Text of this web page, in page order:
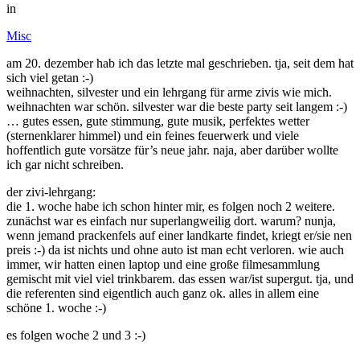
in
Misc
am 20. dezember hab ich das letzte mal geschrieben. tja, seit dem hat
sich viel getan :-)
weihnachten, silvester und ein lehrgang für arme zivis wie mich.
weihnachten war schön. silvester war die beste party seit langem :-)
… gutes essen, gute stimmung, gute musik, perfektes wetter
(sternenklarer himmel) und ein feines feuerwerk und viele
hoffentlich gute vorsätze für’s neue jahr. naja, aber darüber wollte
ich gar nicht schreiben.
der zivi-lehrgang:
die 1. woche habe ich schon hinter mir, es folgen noch 2 weitere.
zunächst war es einfach nur superlangweilig dort. warum? nunja,
wenn jemand prackenfels auf einer landkarte findet, kriegt er/sie nen
preis :-) da ist nichts und ohne auto ist man echt verloren. wie auch
immer, wir hatten einen laptop und eine große filmesammlung
gemischt mit viel viel trinkbarem. das essen war/ist supergut. tja, und
die referenten sind eigentlich auch ganz ok. alles in allem eine
schöne 1. woche :-)
es folgen woche 2 und 3 :-)